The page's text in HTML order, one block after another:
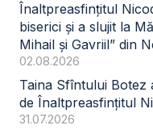
Înaltpreasfințitul
biserici și a slujit la
Mihail și Gavriil” din
02.08.2026
Taina Sfîntului Botez
de Înaltpreasfințitul
31.07.2026